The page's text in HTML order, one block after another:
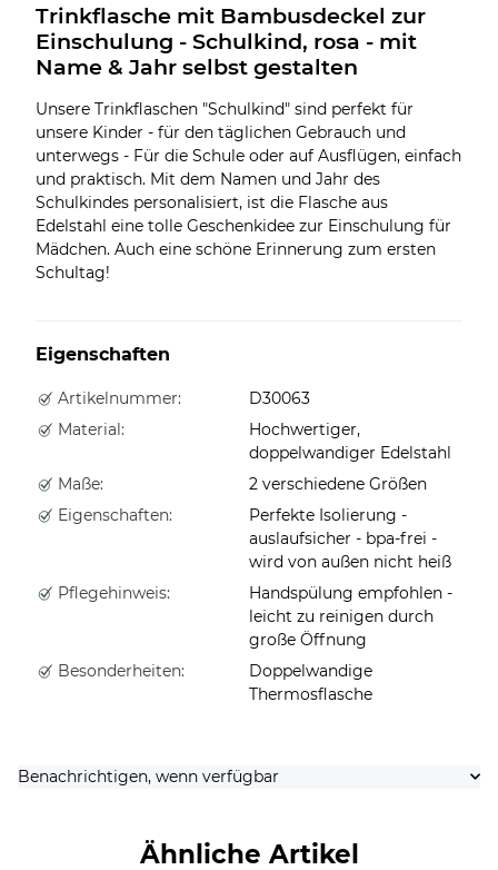
Trinkflasche mit Bambusdeckel zur
Einschulung - Schulkind, rosa - mit
Name & Jahr selbst gestalten
Unsere Trinkflaschen "Schulkind" sind perfekt für
unsere Kinder - für den täglichen Gebrauch und
unterwegs - Für die Schule oder auf Ausflügen, einfach
und praktisch. Mit dem Namen und Jahr des
Schulkindes personalisiert, ist die Flasche aus
Edelstahl eine tolle Geschenkidee zur Einschulung für
Mädchen. Auch eine schöne Erinnerung zum ersten
Schultag!
Eigenschaften
Artikelnummer:
D30063
Material:
Hochwertiger,
doppelwandiger Edelstahl
Maße:
2 verschiedene Größen
Eigenschaften:
Perfekte Isolierung -
auslaufsicher - bpa-frei -
wird von außen nicht heiß
Pflegehinweis:
Handspülung empfohlen -
leicht zu reinigen durch
große Öffnung
Besonderheiten:
Doppelwandige
Thermosflasche
Benachrichtigen, wenn verfügbar
Ähnliche Artikel